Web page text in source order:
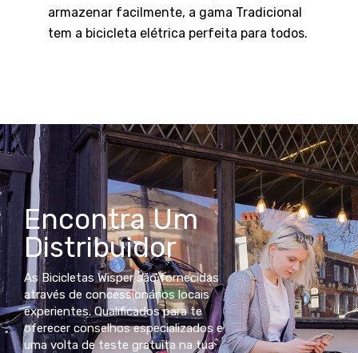
armazenar facilmente, a gama Tradicional
tem a bicicleta elétrica perfeita para todos.
Encontra Um
Distribuidor
As Bicicletas Wisper são fornecidas
através de concessionários locais
experientes. Qualificados para te
oferecer conselhos especializados e
uma volta de teste gratuita na tua